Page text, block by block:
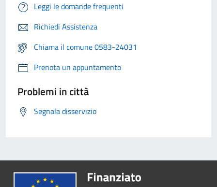
Leggi le domande frequenti
Richiedi Assistenza
Chiama il comune 0583-24031
Prenota un appuntamento
Problemi in città
Segnala disservizio